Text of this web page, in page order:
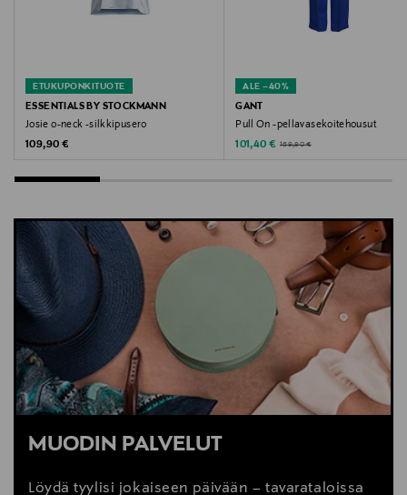
ETUKUPONKITUOTE
ESSENTIALS BY STOCKMANN
Josie o-neck -silkkipusero
Original Price
109,90 €
ALE –40%
GANT
Pull On -pellavasekoitehousut
Discounted Price
101,40 € Original Price
169,90 €
MUODIN PALVELUT
Löydä tyylisi jokaiseen päivään – tavarataloissa